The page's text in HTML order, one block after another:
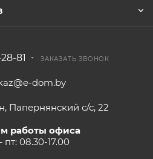
81 ЗАКАЗАТЬ ЗВОНОК
dom.by
Папернянский с/с, 22
работы офиса
пт: 08.30-17.00